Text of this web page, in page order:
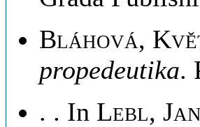
Bláhová,
propedeutika.
. . In Lebl,